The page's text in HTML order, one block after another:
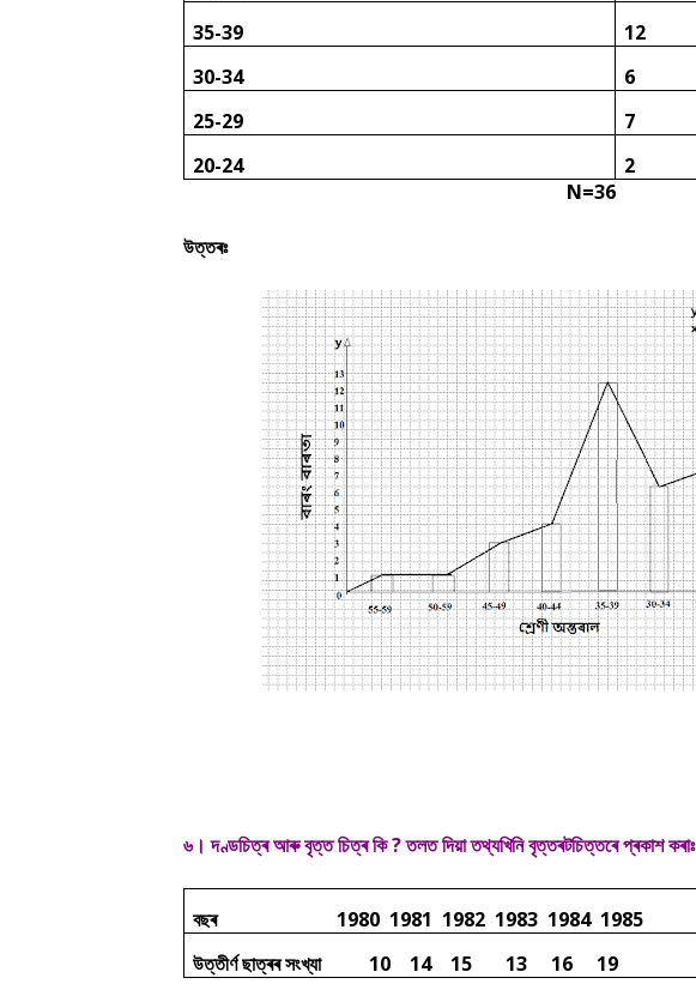
35-39
12
30-34
6
25-29
7
20-24
2
N=36
উত্তৰঃ
৬। দণ্ডচিত্ৰ আৰু বৃত্ত চিত্ৰ কি ? তলত দিয়া তথ্যখিনি বৃত্তৰটচিত্তৰে প্ৰকাশ কৰাঃ
বছৰ 1980 1981 1982 1983 1984 1985
উত্তীৰ্ণ ছাত্ৰৰ সংখ্যা
10 14 15 13 16 19